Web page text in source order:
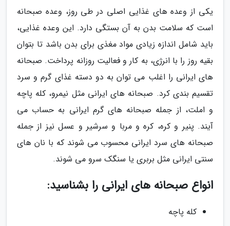
یکی از وعده های غذایی اصلی در طی روز، وعده صبحانه
است که سلامت بدن به آن بستگی دارد. این وعده غذایی،
باید شامل اندازه زیادی مواد مغذی برای بدن باشد تا بتوان
بقیه روز را با انرژی، به کار و فعالیت روزانه پرداخت. صبحانه
های ایرانی را اغلب می توان به دو دسته غذای گرم و سرد
تقسیم بندی کرد. صبحانه های ایرانی مثل نیمرو، کله پاچه
و املت، از جمله صبحانه های گرم ایرانی به حساب می
آیند. پنیر و کره، کره و مربا و سرشیر و عسل نیز از جمله
صبحانه های سرد ایرانی محسوب می شوند که با نان های
سنتی ایرانی مثل بربری یا سنگک سرو می شوند.
انواع صبحانه های ایرانی را بشناسید:
کله پاچه